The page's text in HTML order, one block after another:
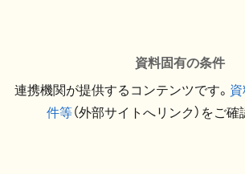
資料固有の条件
連携機関が提供するコンテンツです。
件等（外部サイトへリンク）をご確